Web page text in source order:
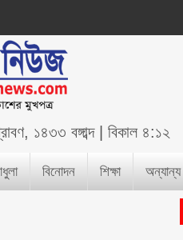
১৪৩৩ বঙ্গাব্দ|বিকাল ৪:১২
বিনোদন শিক্ষা অন্যান্য